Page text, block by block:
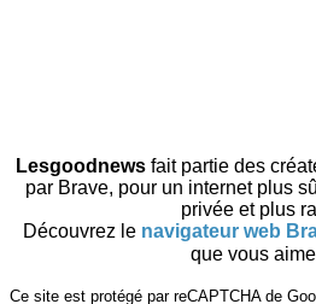
Lesgoodnewsfait partie des
par Brave, pour un internet plus
privée et plus
Découvrez le navigateur web
que vous
Ce site est protégé par reCAPTCHA de